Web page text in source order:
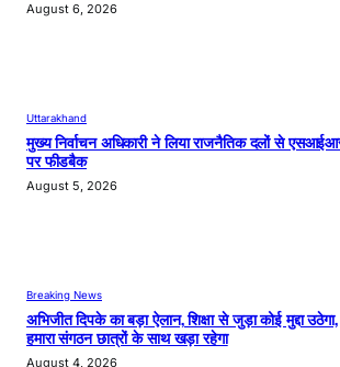
August 6, 2026
Uttarakhand
मुख्य निर्वाचन अधिकारी ने लिया राजनैतिक दलों से
पर फीडबैक
August 5, 2026
Breaking News
अभिजीत दिपके का बड़ा ऐलान, शिक्षा से जुड़ा कोई मुद्दा उठेगा,
हमारा संगठन छात्रों के साथ खड़ा रहेगा
August 4, 2026